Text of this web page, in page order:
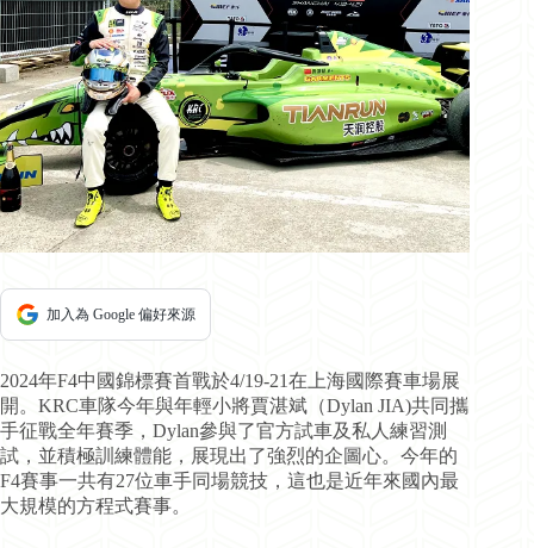
加入為 Google 偏好來源
2024年F4中國錦標賽首戰於4/19-21在上海國際賽車場展
開。KRC車隊今年與年輕小將賈湛斌（Dylan JIA)共同攜
手征戰全年賽季，Dylan參與了官方試車及私人練習測
試，並積極訓練體能，展現出了強烈的企圖心。今年的
F4賽事一共有27位車手同場競技，這也是近年來國內最
大規模的方程式賽事。